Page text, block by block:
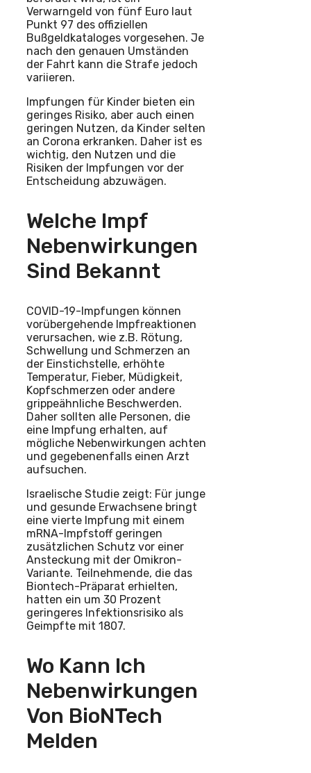
Verwarngeld von fünf Euro laut
Punkt 97 des offiziellen
Bußgeldkataloges vorgesehen. Je
nach den genauen Umständen
der Fahrt kann die Strafe jedoch
variieren.
Impfungen für Kinder bieten ein
geringes Risiko, aber auch einen
geringen Nutzen, da Kinder selten
an Corona erkranken. Daher ist es
wichtig, den Nutzen und die
Risiken der Impfungen vor der
Entscheidung abzuwägen.
Welche Impf
Nebenwirkungen
Sind Bekannt
COVID-19-Impfungen können
vorübergehende Impfreaktionen
verursachen, wie z.B. Rötung,
Schwellung und Schmerzen an
der Einstichstelle, erhöhte
Temperatur, Fieber, Müdigkeit,
Kopfschmerzen oder andere
grippeähnliche Beschwerden.
Daher sollten alle Personen, die
eine Impfung erhalten, auf
mögliche Nebenwirkungen achten
und gegebenenfalls einen Arzt
aufsuchen.
Israelische Studie zeigt: Für junge
und gesunde Erwachsene bringt
eine vierte Impfung mit einem
mRNA-Impfstoff geringen
zusätzlichen Schutz vor einer
Ansteckung mit der Omikron-
Variante. Teilnehmende, die das
Biontech-Präparat erhielten,
hatten ein um 30 Prozent
geringeres Infektionsrisiko als
Geimpfte mit 1807.
Wo Kann Ich
Nebenwirkungen
Von BioNTech
Melden